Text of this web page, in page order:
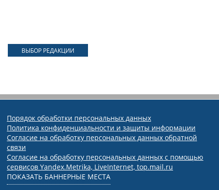
ВЫБОР РЕДАКЦИИ
Порядок обработки персональных данных
Политика конфиденциальности и защиты информации
Согласие на обработку персональных данных обратной
связи
Согласие на обработку персональных данных с помощью
сервисов Yandex.Metrika, LiveInternet, top.mail.ru
ПОКАЗАТЬ БАННЕРНЫЕ МЕСТА